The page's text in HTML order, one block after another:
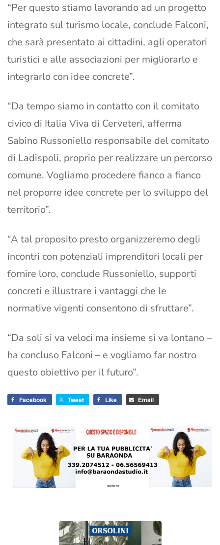
“Per questo stiamo lavorando ad un progetto
integrato sul turismo locale, conclude Falconi,
che sarà presentato ai cittadini, agli operatori
turistici e alle associazioni per migliorarlo e
integrarlo con idee concrete”.
“Da tempo siamo in contatto con il comitato
civico di Italia Viva di Cerveteri, afferma
Sabino Russoniello responsabile del comitato
di Ladispoli, proprio per realizzare un percorso
comune. Vogliamo procedere fianco a fianco
nel proporre idee concrete per lo sviluppo del
territorio”.
“A tal proposito presto organizzeremo degli
incontri con potenziali imprenditori locali per
fornire loro, conclude Russoniello, supporti
concreti e illustrare i vantaggi che le
normative vigenti consentono di sfruttare”.
“Da soli si va veloci ma insieme si va lontano –
ha concluso Falconi – e vogliamo far nostro
questo obiettivo per il futuro”.
Facebook Tweet Like Email